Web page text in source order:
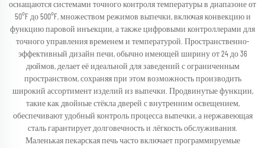
оснащаются системами точного контроля температуры в диапазоне от
50°F до 500°F, множеством режимов выпечки, включая конвекцию и
функцию паровой инъекции, а также цифровыми контроллерами для
точного управления временем и температурой. Пространственно-
эффективный дизайн печи, обычно имеющей ширину от 24 до 36
дюймов, делает её идеальной для заведений с ограниченным
пространством, сохраняя при этом возможность производить
широкий ассортимент изделий из выпечки. Продвинутые функции,
такие как двойные стёкла дверей с внутренним освещением,
обеспечивают удобный контроль процесса выпечки, а нержавеющая
сталь гарантирует долговечность и лёгкость обслуживания.
Маленькая пекарская печь часто включает программируемые